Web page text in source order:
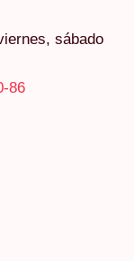
sábado
86